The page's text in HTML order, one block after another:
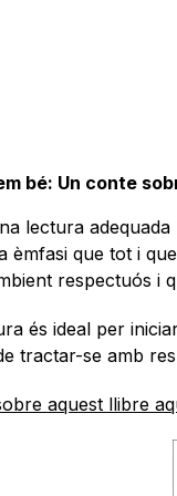
bé: Un conte
lectura
èmfasi que tot i
respectuós i
és ideal per
tractar-se amb
aquest llibre